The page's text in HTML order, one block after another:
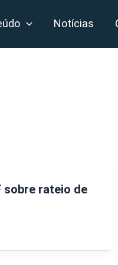
Notícias
sobre rateio de